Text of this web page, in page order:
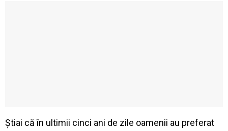
Știai că în ultimii cinci ani de zile oamenii au preferat